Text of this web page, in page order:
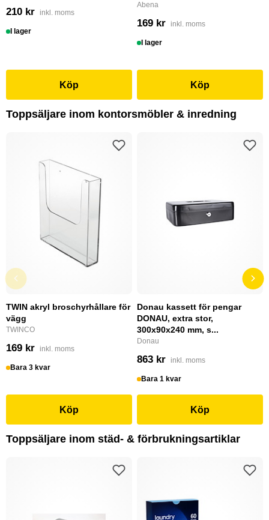
210 kr inkl. moms
I lager
Köp
Abena
169 kr inkl. moms
I lager
Köp
Toppsäljare inom kontorsmöbler & inredning
TWIN akryl broschyrhållare för
vägg
TWINCO
169 kr inkl. moms
Bara 3 kvar
Köp
Donau kassett för pengar
DONAU, extra stor,
300x90x240 mm, s...
Donau
863 kr inkl. moms
Bara 1 kvar
Köp
Toppsäljare inom städ- & förbrukningsartiklar